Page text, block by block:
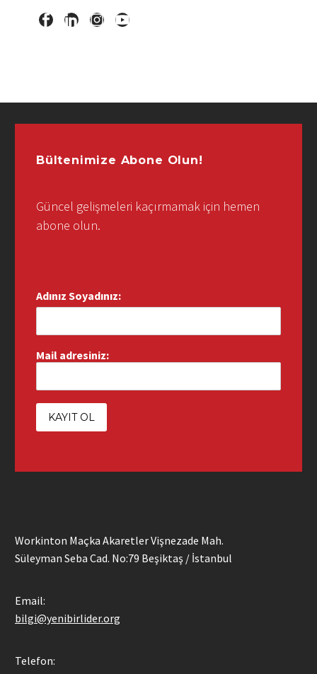
Workinton Maçka Akaretler Vişnezade Mah.
Süleyman Seba Cad. No:79 Beşiktaş / İstanbul
Email:
bilgi@yenibirlider.org
Telefon:
Bültenimize Abone Olun!
Güncel gelişmeleri kaçırmamak için hemen
abone olun.
Adınız Soyadınız:
Mail adresiniz: